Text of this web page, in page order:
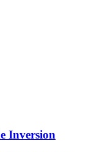
Inversion